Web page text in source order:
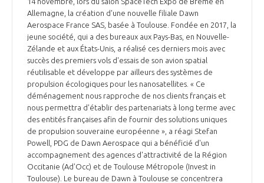
Allemagne, la création d'une nouvelle filiale Dawn
Aerospace France SAS, basée à Toulouse. Fondée en 2017, la
jeune société, qui a des bureaux aux Pays-Bas, en Nouvelle-
Zélande et aux États-Unis, a réalisé ces derniers mois avec
succès des premiers vols d'essais de son avion spatial
réutilisable et développe par ailleurs des systèmes de
propulsion écologiques pour les nanosatellites. « Ce
déménagement nous rapproche de nos clients français et
nous permettra d'établir des partenariats à long terme avec
des entités françaises afin de fournir des solutions uniques
de propulsion souveraine européenne », a réagi Stefan
Powell, PDG de Dawn Aerospace qui a bénéficié d'un
accompagnement des agences d'attractivité de la Région
Occitanie (Ad'Occ) et de Toulouse Métropole (Invest in
Toulouse). Le bureau de Dawn à Toulouse se concentrera